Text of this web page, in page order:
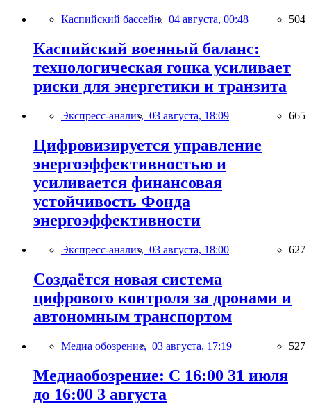
Каспийский бассейн, 04 августа, 00:48 504
Каспийский военный баланс:
технологическая гонка усиливает
риски для энергетики и транзита
Экспресс-анализ, 03 августа, 18:09 665
Цифровизируется управление
энергоэффективностью и
усиливается финансовая
устойчивость Фонда
энергоэффективности
Экспресс-анализ, 03 августа, 18:00 627
Создаётся новая система
цифрового контроля за дронами и
автономным транспортом
Медиа обозрение, 03 августа, 17:19 527
Медиаобозрение: С 16:00 31 июля
до 16:00 3 августа